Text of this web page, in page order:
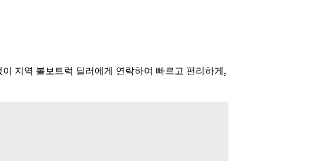
지역 볼보트럭 딜러에게 연락하여 빠르고 편리하게,